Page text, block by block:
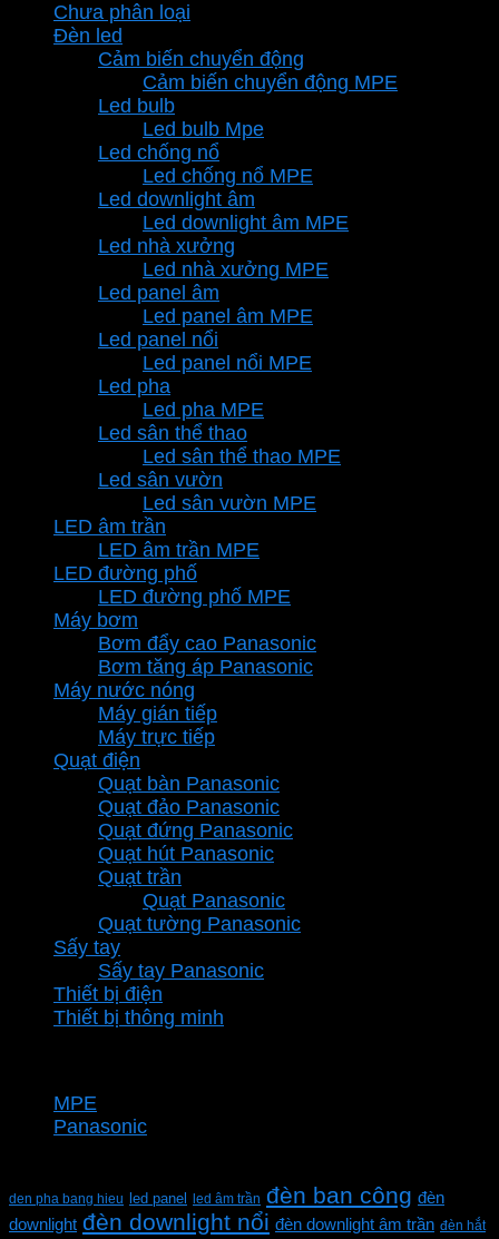
5.174.400 ₫.
Chưa phân loại
Đèn led
Cảm biến chuyển động
Cảm biến chuyển động MPE
Led bulb
Led bulb Mpe
Led chống nổ
Led chống nổ MPE
Led downlight âm
Led downlight âm MPE
Led nhà xưởng
Led nhà xưởng MPE
Led panel âm
Led panel âm MPE
Led panel nổi
Led panel nổi MPE
Led pha
Led pha MPE
Led sân thể thao
Led sân thể thao MPE
Led sân vườn
Led sân vườn MPE
LED âm trần
LED âm trần MPE
LED đường phố
LED đường phố MPE
Máy bơm
Bơm đẩy cao Panasonic
Bơm tăng áp Panasonic
Máy nước nóng
Máy gián tiếp
Máy trực tiếp
Quạt điện
Quạt bàn Panasonic
Quạt đảo Panasonic
Quạt đứng Panasonic
Quạt hút Panasonic
Quạt trần
Quạt Panasonic
Quạt tường Panasonic
Sấy tay
Sấy tay Panasonic
Thiết bị điện
Thiết bị thông minh
MPE
Panasonic
den pha bang hieu led panel led âm trần đèn ban công đèn
downlight đèn downlight nổi đèn downlight âm trần đèn hắt